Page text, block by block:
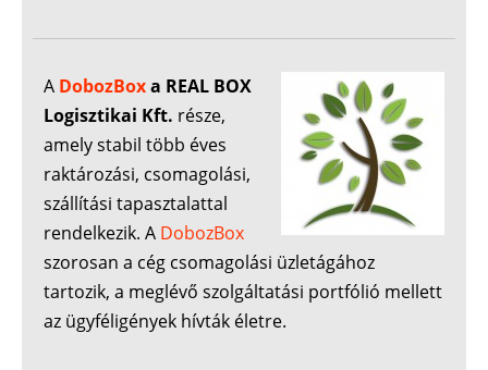
A DobozBoxa REAL BOX
Logisztikai Kft. része,
amely stabil több éves
raktározási, csomagolási,
szállítási tapasztalattal
rendelkezik. A DobozBox
szorosan a cég csomagolási üzletágához
tartozik, a meglévő szolgáltatási portfólió mellett
az ügyféligények hívták életre.